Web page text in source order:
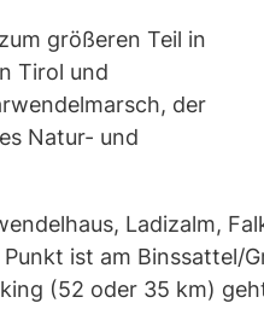
größeren Teil in
Tirol und
der
Natur- und
Ladizalm,
ist am Binssattel/
(52 oder 35 km)